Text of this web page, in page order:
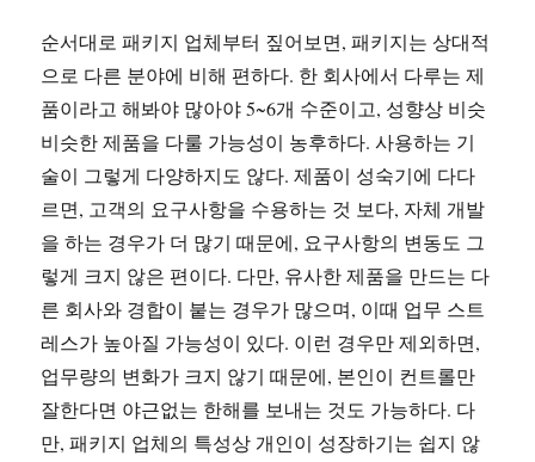
순서대로 패키지 업체부터 짚어보면, 패키지는 상대적
으로 다른 분야에 비해 편하다. 한 회사에서 다루는 제
품이라고 해봐야 많아야 5~6개 수준이고, 성향상 비슷
비슷한 제품을 다룰 가능성이 농후하다. 사용하는 기
술이 그렇게 다양하지도 않다. 제품이 성숙기에 다다
르면, 고객의 요구사항을 수용하는 것 보다, 자체 개발
을 하는 경우가 더 많기 때문에, 요구사항의 변동도 그
렇게 크지 않은 편이다. 다만, 유사한 제품을 만드는 다
른 회사와 경합이 붙는 경우가 많으며, 이때 업무 스트
레스가 높아질 가능성이 있다. 이런 경우만 제외하면,
업무량의 변화가 크지 않기 때문에, 본인이 컨트롤만
잘한다면 야근없는 한해를 보내는 것도 가능하다. 다
만, 패키지 업체의 특성상 개인이 성장하기는 쉽지 않